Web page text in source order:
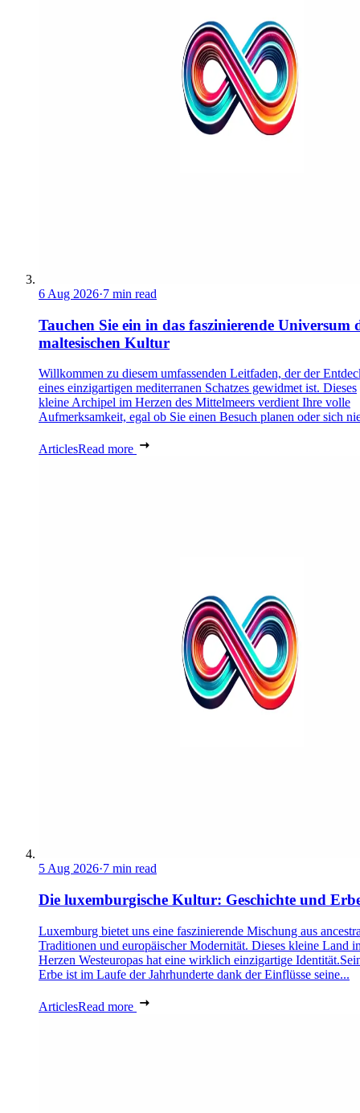
6 Aug 2026·7 min read
Tauchen Sie ein in das faszinierende Universum
maltesischen Kultur
Willkommen zu diesem umfassenden Leitfaden, der der
eines einzigartigen mediterranen Schatzes gewidmet ist. Dieses
kleine Archipel im Herzen des Mittelmeers verdient Ihre volle
Aufmerksamkeit, egal ob Sie einen Besuch planen oder sich
ArticlesRead more
5 Aug 2026·7 min read
Die luxemburgische Kultur: Geschichte und
Luxemburg bietet uns eine faszinierende Mischung aus
Traditionen und europäischer Modernität. Dieses kleine Land
Herzen Westeuropas hat eine wirklich einzigartige
Erbe ist im Laufe der Jahrhunderte dank der Einflüsse seine...
ArticlesRead more